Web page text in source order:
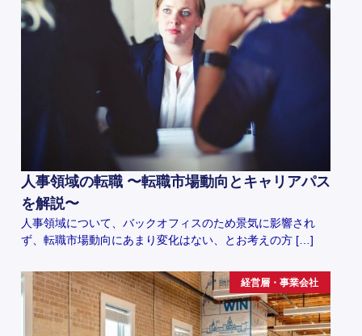
人事領域の転職 〜転職市場動向とキャリアパス
を解説〜
人事領域について、バックオフィスのため景気に影響され
ず、転職市場動向にあまり変化はない、とお考えの方 […]
経営層・事業会社